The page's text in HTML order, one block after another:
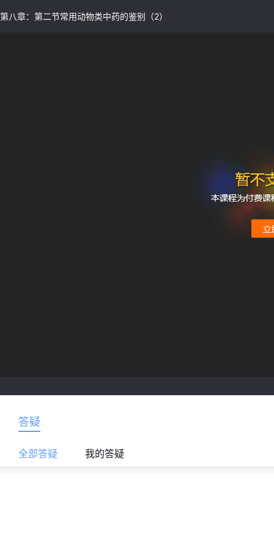
第八章：第二节常用动物类中药的鉴别（2）
答疑
全部答疑 我的答疑